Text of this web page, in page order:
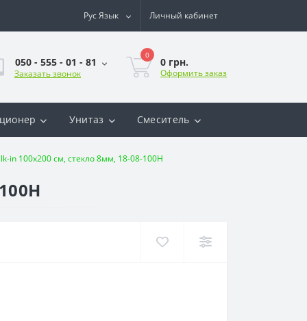
РусЯзык Личный кабинет
050 - 555 - 01 - 81
Заказать звонок
0
0 грн.
Оформить заказ
Унитаз Смеситель
in 100x200 cм, стекло 8мм, 18-08-100H